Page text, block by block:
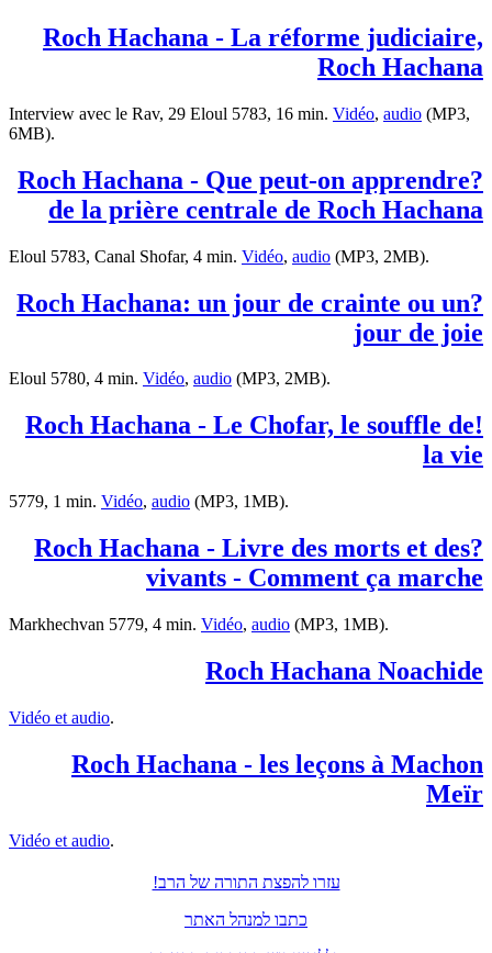
Roch Hachana - La réforme judiciaire,
Roch Hachana
Interview avec le Rav, 29 Eloul 5783, 16 min. Vidéo, audio (MP3,
6MB).
?Roch Hachana - Que peut-on apprendre
de la prière centrale de Roch Hachana
Eloul 5783, Canal Shofar, 4 min. Vidéo, audio (MP3, 2MB).
?Roch Hachana: un jour de crainte ou un
jour de joie
Eloul 5780, 4 min. Vidéo, audio (MP3, 2MB).
!Roch Hachana - Le Chofar, le souffle de
la vie
5779, 1 min. Vidéo, audio (MP3, 1MB).
?Roch Hachana - Livre des morts et des
vivants - Comment ça marche
Markhechvan 5779, 4 min. Vidéo, audio (MP3, 1MB).
Roch Hachana Noachide
Vidéo et audio.
Roch Hachana - les leçons à Machon
Meïr
Vidéo et audio.
עזרו להפצת התורה של הרב!
כתבו למנהל האתר